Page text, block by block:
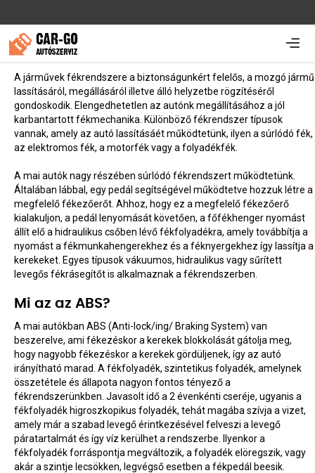
Fék javítás és fékbetét
csere
A járművek fékrendszere a biztonságunkért felelős, a mozgó jármű
lassításáról, megállásáról illetve álló helyzetbe rögzítéséről
gondoskodik. Elengedhetetlen az autónk megállításához a jól
karbantartott fékmechanika. Különböző fékrendszer típusok
vannak, amely az autó lassításáét működtetünk, ilyen a súrlódó fék,
az elektromos fék, a motorfék vagy a folyadékfék.
A mai autók nagy részében súrlódó fékrendszert működtetünk.
Általában lábbal, egy pedál segítségével működtetve hozzuk létre a
megfelelő fékezőerőt. Ahhoz, hogy ez a megfelelő fékezőerő
kialakuljon, a pedál lenyomását követően, a főfékhenger nyomást
állít elő a hidraulikus csőben lévő fékfolyadékra, amely továbbítja a
nyomást a fékmunkahengerekhez és a féknyergekhez így lassítja a
kerekeket. Egyes típusok vákuumos, hidraulikus vagy sűrített
levegős fékrásegítőt is alkalmaznak a fékrendszerben.
Mi az az ABS?
A mai autókban ABS (Anti-lock/ing/ Braking System) van
beszerelve, ami fékezéskor a kerekek blokkolását gátolja meg,
hogy nagyobb fékezéskor a kerekek gördüljenek, így az autó
irányítható marad. A fékfolyadék, szintetikus folyadék, amelynek
összetétele és állapota nagyon fontos tényező a
fékrendszerünkben. Javasolt idő a 2 évenkénti cseréje, ugyanis a
fékfolyadék higroszkopikus folyadék, tehát magába szívja a vizet,
amely már a szabad levegő érintkezésével felveszi a levegő
páratartalmát és így víz kerülhet a rendszerbe. Ilyenkor a
fékfolyadék forráspontja megváltozik, a folyadék elöregszik, vagy
akár a szintje lecsökken, legvégső esetben a fékpedál beesik.